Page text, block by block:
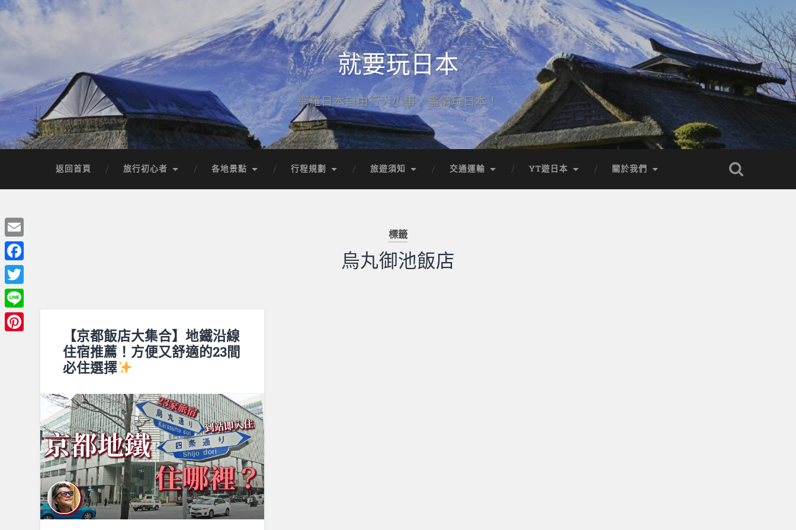
就要玩日本
網羅日本自由行大小事，盡情玩日本！
返回首頁 旅行初心者 各地景點 行程規劃 旅遊須知 交通運輸 YT遊日本 關於我們
標籤
烏丸御池飯店
【京都飯店大集合】地鐵沿線
住宿推薦！方便又舒適的23間
必住選擇
Email
Facebook
Twitter
Line